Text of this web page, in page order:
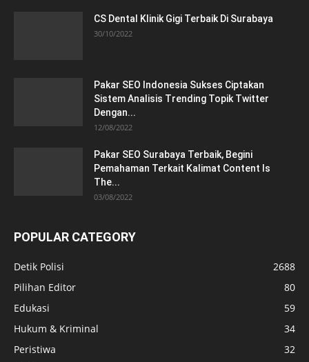
CS Dental Klinik Gigi Terbaik Di Surabaya
30/10/2022
Pakar SEO Indonesia Sukses Ciptakan
Sistem Analisis Trending Topik Twitter
Dengan...
12/08/2022
Pakar SEO Surabaya Terbaik, Begini
Pemahaman Terkait Kalimat Content Is
The...
03/08/2022
POPULAR CATEGORY
Detik Polisi
2688
Pilihan Editor
80
Edukasi
59
Hukum & Kriminal
34
Peristiwa
32